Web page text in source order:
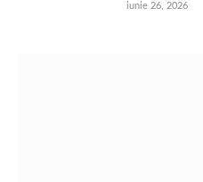
iunie 26, 2026